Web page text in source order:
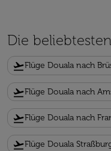
Die
flight_takeoffFlüge Douala nach
flight_takeoffFlüge Douala nach
flight_takeoffFlüge Douala nach
flight_takeoffFlüge Douala